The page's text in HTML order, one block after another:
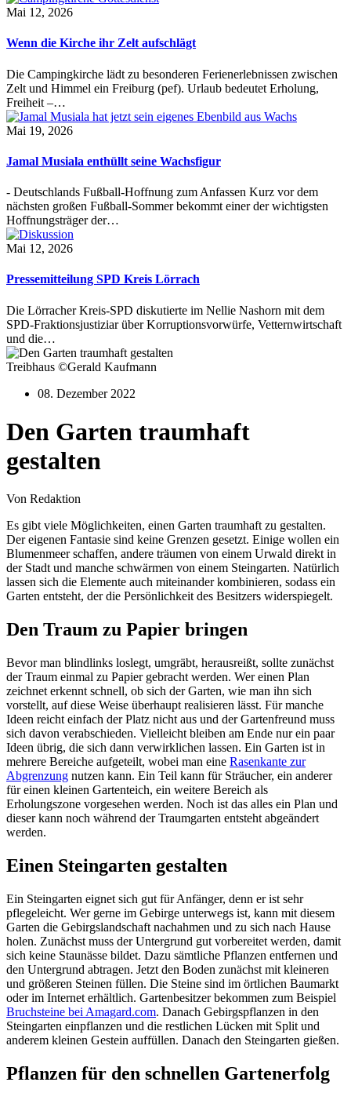
Mai 12, 2026
Wenn die Kirche ihr Zelt aufschlägt
Die Campingkirche lädt zu besonderen Ferienerlebnissen zwischen
Zelt und Himmel ein Freiburg (pef). Urlaub bedeutet Erholung,
Freiheit –…
Mai 19, 2026
Jamal Musiala enthüllt seine Wachsfigur
- Deutschlands Fußball-Hoffnung zum Anfassen Kurz vor dem
nächsten großen Fußball-Sommer bekommt einer der wichtigsten
Hoffnungsträger der…
Mai 12, 2026
Pressemitteilung SPD Kreis Lörrach
Die Lörracher Kreis-SPD diskutierte im Nellie Nashorn mit dem
SPD-Fraktionsjustiziar über Korruptionsvorwürfe, Vetternwirtschaft
und die…
Treibhaus ©Gerald Kaufmann
08. Dezember 2022
Den Garten traumhaft
gestalten
Von Redaktion
Es gibt viele Möglichkeiten, einen Garten traumhaft zu gestalten.
Der eigenen Fantasie sind keine Grenzen gesetzt. Einige wollen ein
Blumenmeer schaffen, andere träumen von einem Urwald direkt in
der Stadt und manche schwärmen von einem Steingarten. Natürlich
lassen sich die Elemente auch miteinander kombinieren, sodass ein
Garten entsteht, der die Persönlichkeit des Besitzers widerspiegelt.
Den Traum zu Papier bringen
Bevor man blindlinks loslegt, umgräbt, herausreißt, sollte zunächst
der Traum einmal zu Papier gebracht werden. Wer einen Plan
zeichnet erkennt schnell, ob sich der Garten, wie man ihn sich
vorstellt, auf diese Weise überhaupt realisieren lässt. Für manche
Ideen reicht einfach der Platz nicht aus und der Gartenfreund muss
sich davon verabschieden. Vielleicht bleiben am Ende nur ein paar
Ideen übrig, die sich dann verwirklichen lassen. Ein Garten ist in
mehrere Bereiche aufgeteilt, wobei man eine Rasenkante zur
Abgrenzung nutzen kann. Ein Teil kann für Sträucher, ein anderer
für einen kleinen Gartenteich, ein weitere Bereich als
Erholungszone vorgesehen werden. Noch ist das alles ein Plan und
dieser kann noch während der Traumgarten entsteht abgeändert
werden.
Einen Steingarten gestalten
Ein Steingarten eignet sich gut für Anfänger, denn er ist sehr
pflegeleicht. Wer gerne im Gebirge unterwegs ist, kann mit diesem
Garten die Gebirgslandschaft nachahmen und zu sich nach Hause
holen. Zunächst muss der Untergrund gut vorbereitet werden, damit
sich keine Staunässe bildet. Dazu sämtliche Pflanzen entfernen und
den Untergrund abtragen. Jetzt den Boden zunächst mit kleineren
und größeren Steinen füllen. Die Steine sind im örtlichen Baumarkt
oder im Internet erhältlich. Gartenbesitzer bekommen zum Beispiel
Bruchsteine bei Amagard.com. Danach Gebirgspflanzen in den
Steingarten einpflanzen und die restlichen Lücken mit Split und
anderem kleinen Gestein auffüllen. Danach den Steingarten gießen.
Pflanzen für den schnellen Gartenerfolg